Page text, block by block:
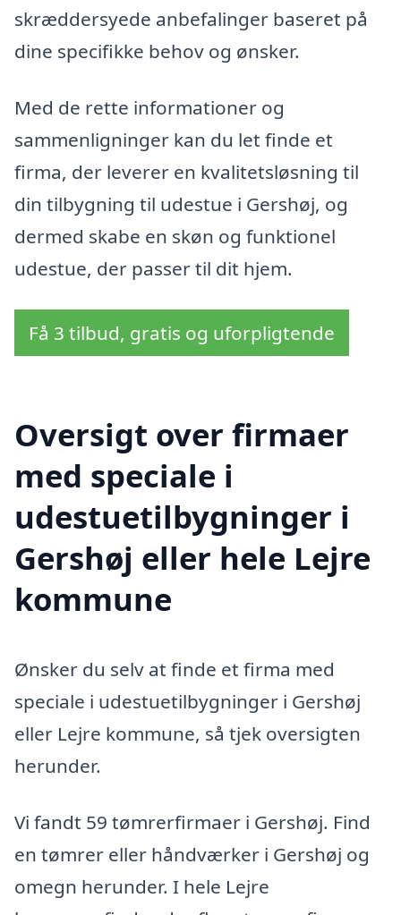
skræddersyede anbefalinger baseret på
dine specifikke behov og ønsker.
Med de rette informationer og
sammenligninger kan du let finde et
firma, der leverer en kvalitetsløsning til
din tilbygning til udestue i Gershøj, og
dermed skabe en skøn og funktionel
udestue, der passer til dit hjem.
Få 3 tilbud, gratis og uforpligtende
Oversigt over firmaer
med speciale i
udestuetilbygninger i
Gershøj eller hele Lejre
kommune
Ønsker du selv at finde et firma med
speciale i udestuetilbygninger i Gershøj
eller Lejre kommune, så tjek oversigten
herunder.
Vi fandt 59 tømrerfirmaer i Gershøj. Find
en tømrer eller håndværker i Gershøj og
omegn herunder. I hele Lejre